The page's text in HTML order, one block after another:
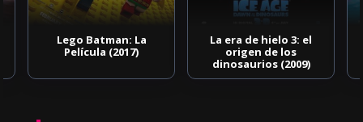
Lego Batman: La
Película (2017)
La era de hielo 3: el
origen de los
dinosaurios (2009)